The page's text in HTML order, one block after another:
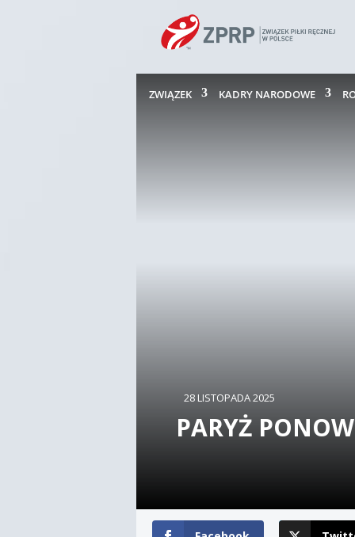
ZWIĄZEK KADRY NARODOWE
28 LISTOPADA 2025
PARYŻ